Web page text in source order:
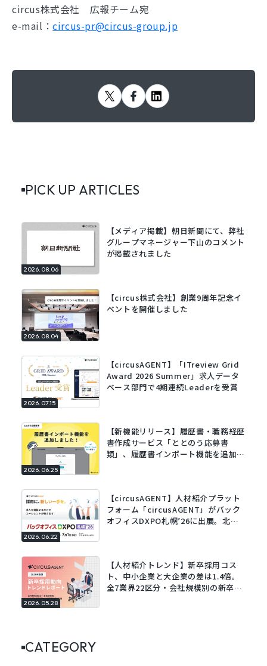
circus株式会社 広報チーム宛
e-mail：circus-pr@circus-group.jp
PICK UP ARTICLES
2026.08.06
【メディア掲載】朝日新聞にて、弊社
グループマネージャー下山のコメント
が掲載されました
2026.08.04
【circus株式会社】創業9周年記念イ
ベントを開催しました
2026.07.15
【circusAGENT】「ITreview Grid
Award 2026 Summer」求人データ
ベース部門で4期連続Leaderを受賞
2026.06.25
【新機能リリース】履歴書・職務経歴
書作成サービス「ととのう応募書
類」、履歴書インポート機能を追加。
2026.06.22
【circusAGENT】人材紹介プラット
フォーム「circusAGENT」がバック
オフィスDXPO札幌’26に出展。北海
2026.05.28
【人材紹介トレンド】新卒採用コス
ト、中小企業と大企業の差は1.4倍。
全7業界22区分・会社規模別の新卒採
CATEGORY